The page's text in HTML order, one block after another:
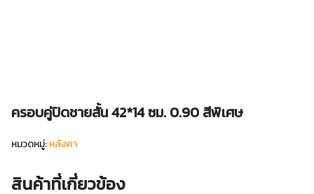
ครอบคู่ปิดชายสั้น 42*14 ซม. 0.90 สีพิเศษ
หมวดหมู่:หลังคา
สินค้าที่เกี่ยวข้อง